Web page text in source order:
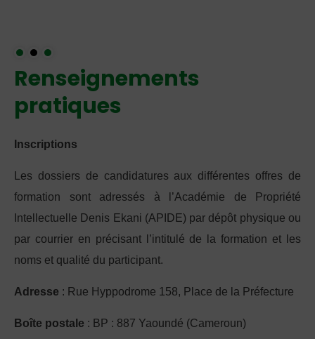
Renseignements
pratiques
Inscriptions
Les dossiers de candidatures aux différentes offres de
formation sont adressés à l’Académie de Propriété
Intellectuelle Denis Ekani (APIDE) par dépôt physique ou
par courrier en précisant l’intitulé de la formation et les
noms et qualité du participant.
Adresse : Rue Hyppodrome 158, Place de la Préfecture
Boîte postale : BP : 887 Yaoundé (Cameroun)